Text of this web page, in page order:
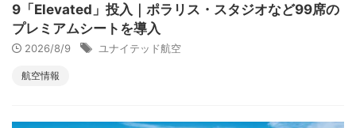
9「Elevated」投入｜ポラリス・スタジオなど99席の
プレミアムシートを導入
2026/8/9 ユナイテッド航空
航空情報